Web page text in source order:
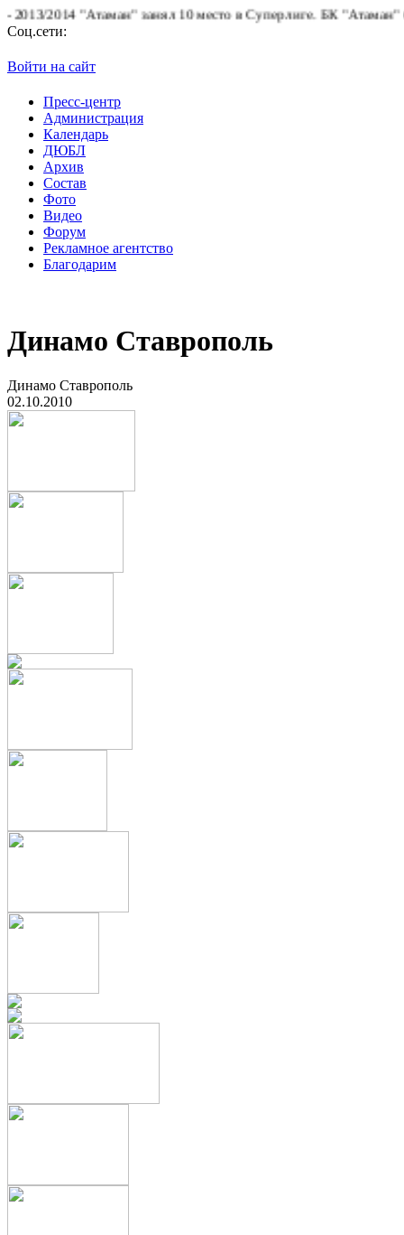
занял 10 место в Суперлиге.БК "Атаман" благодарит
Соц.сети:
Войти на сайт
Пресс-центр
Администрация
Календарь
ДЮБЛ
Архив
Состав
Фото
Видео
Форум
Рекламное агентство
Благодарим
Динамо Ставрополь
Динамо Ставрополь
02.10.2010